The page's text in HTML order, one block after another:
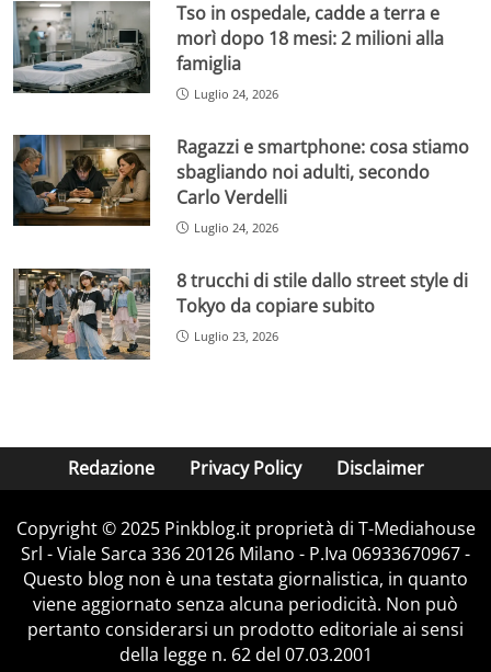
Tso in ospedale, cadde a terra e
morì dopo 18 mesi: 2 milioni alla
famiglia
Luglio 24, 2026
Ragazzi e smartphone: cosa stiamo
sbagliando noi adulti, secondo
Carlo Verdelli
Luglio 24, 2026
8 trucchi di stile dallo street style di
Tokyo da copiare subito
Luglio 23, 2026
Redazione Privacy Policy Disclaimer
Copyright © 2025 Pinkblog.it proprietà di T-Mediahouse
Srl - Viale Sarca 336 20126 Milano - P.Iva 06933670967 -
Questo blog non è una testata giornalistica, in quanto
viene aggiornato senza alcuna periodicità. Non può
pertanto considerarsi un prodotto editoriale ai sensi
della legge n. 62 del 07.03.2001